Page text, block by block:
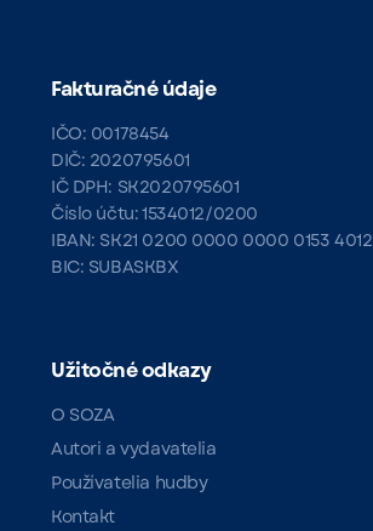
Fakturačné údaje
IČO: 00178454
DIČ: 2020795601
IČ DPH: SK2020795601
Číslo účtu: 1534012/0200
IBAN: SK21 0200 0000 0000 0153 4012
BIC: SUBASKBX
Užitočné odkazy
O SOZA
Autori a vydavatelia
Používatelia hudby
Kontakt